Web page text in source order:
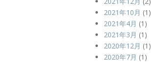
2021年10月 (1)
2021年4月 (1)
2021年3月 (1)
2020年12月 (1)
2020年7月 (1)